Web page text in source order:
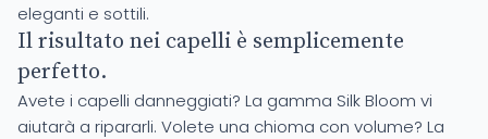
eleganti e sottili.
Il risultato nei capelli è semplicemente
perfetto.
Avete i capelli danneggiati? La gamma Silk Bloom vi
aiutarà a ripararli. Volete una chioma con volume? La